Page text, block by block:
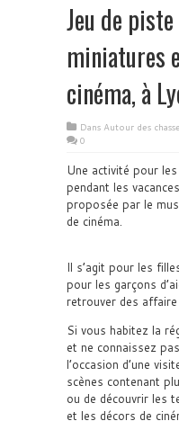
Jeu de
miniatures
cinéma, à
Dans Autour des
0
Une activité pour
pendant les
proposée par le
de cinéma.
Il s’agit pour les
pour les garçons
retrouver des affaire
Si vous habitez la
et ne connaissez
l’occasion d’une
scènes contenant
ou de découvrir les
et les décors de